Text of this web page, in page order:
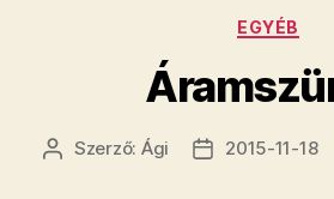
EGYÉB
Bejegyzés
Szerző: Ági
Bejegyzés
2015-11-18